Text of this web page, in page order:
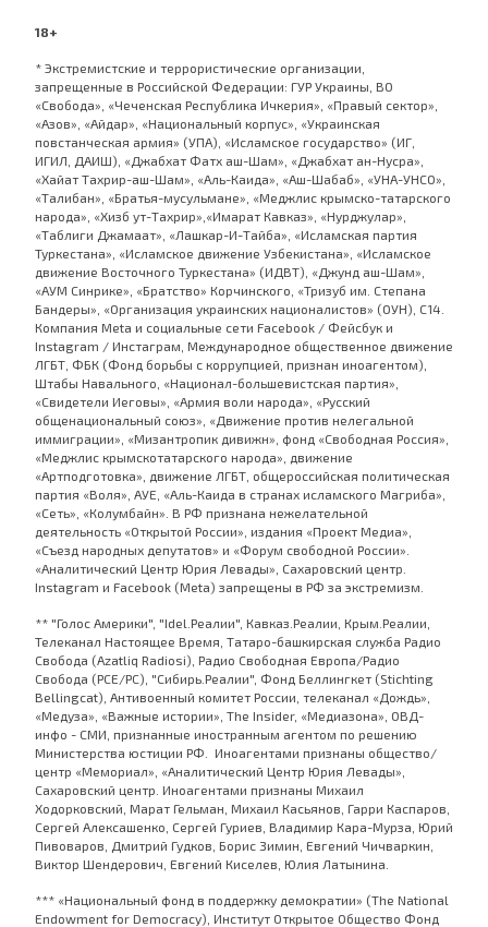
18+
* Экстремистские и террористические организации,
запрещенные в Российской Федерации: ГУР Украины, ВО
«Свобода», «Чеченская Республика Ичкерия», «Правый сектор»,
«Азов», «Айдар», «Национальный корпус», «Украинская
повстанческая армия» (УПА), «Исламское государство» (ИГ,
ИГИЛ, ДАИШ), «Джабхат Фатх аш-Шам», «Джабхат ан-Нусра»,
«Хайат Тахрир-аш-Шам», «Аль-Каида», «Аш-Шабаб», «УНА-УНСО»,
«Талибан», «Братья-мусульмане», «Меджлис крымско-татарского
народа», «Хизб ут-Тахрир»,«Имарат Кавказ», «Нурджулар»,
«Таблиги Джамаат», «Лашкар-И-Тайба», «Исламская партия
Туркестана», «Исламское движение Узбекистана», «Исламское
движение Восточного Туркестана» (ИДВТ), «Джунд аш-Шам»,
«АУМ Синрике», «Братство» Корчинского, «Тризуб им. Степана
Бандеры», «Организация украинских националистов» (ОУН), С14.
Компания Meta и социальные сети Facebook / Фейсбук и
Instagram / Инстаграм, Международное общественное движение
ЛГБТ, ФБК (Фонд борьбы с коррупцией, признан иноагентом),
Штабы Навального, «Национал-большевистская партия»,
«Свидетели Иеговы», «Армия воли народа», «Русский
общенациональный союз», «Движение против нелегальной
иммиграции», «Мизантропик дивижн», фонд «Свободная Россия»,
«Меджлис крымскотатарского народа», движение
«Артподготовка», движение ЛГБТ, общероссийская политическая
партия «Воля», АУЕ, «Аль-Каида в странах исламского Магриба»,
«Сеть», «Колумбайн». В РФ признана нежелательной
деятельность «Открытой России», издания «Проект Медиа»,
«Съезд народных депутатов» и «Форум свободной России».
«Аналитический Центр Юрия Левады», Сахаровский центр.
Instagram и Facebook (Metа) запрещены в РФ за экстремизм.
** "Голос Америки", "Idel.Реалии", Кавказ.Реалии, Крым.Реалии,
Телеканал Настоящее Время, Татаро-башкирская служба Радио
Свобода (Azatliq Radiosi), Радио Свободная Европа/Радио
Свобода (PCE/PC), "Сибирь.Реалии", Фонд Беллингкет (Stichting
Bellingcat), Антивоенный комитет России, телеканал «Дождь»,
«Медуза», «Важные истории», The Insider, «Медиазона», ОВД-
инфо - СМИ, признанные иностранным агентом по решению
Министерства юстиции РФ. Иноагентами признаны общество/
центр «Мемориал», «Аналитический Центр Юрия Левады»,
Сахаровский центр. Иноагентами признаны Михаил
Ходорковский, Марат Гельман, Михаил Касьянов, Гарри Каспаров,
Сергей Алексашенко, Сергей Гуриев, Владимир Кара-Мурза, Юрий
Пивоваров, Дмитрий Гудков, Борис Зимин, Евгений Чичваркин,
Виктор Шендерович, Евгений Киселев, Юлия Латынина.
*** «Национальный фонд в поддержку демократии» (The National
Endowment for Democracy), Институт Открытое Общество Фонд